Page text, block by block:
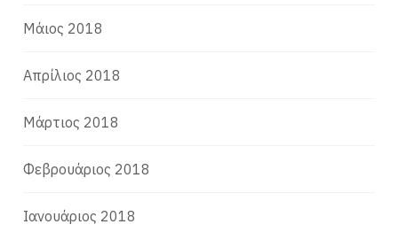
Μάιος 2018
Απρίλιος 2018
Μάρτιος 2018
Φεβρουάριος 2018
Ιανουάριος 2018